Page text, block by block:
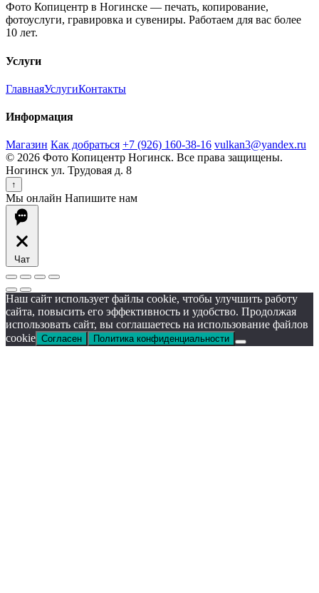
Фото Копицентр в Ногинске — печать, копирование,
фотоуслуги, гравировка и сувениры. Работаем для вас более
10 лет.
Услуги
ГлавнаяУслугиКонтакты
Информация
Магазин Как добраться +7 (926) 160-38-16 vulkan3@yandex.ru
© 2026 Фото Копицентр Ногинск. Все права защищены.
Ногинск ул. Трудовая д. 8
↑
Мы онлайн Напишите нам
Чат
Наш сайт использует файлы cookie, чтобы улучшить работу
сайта, повысить его эффективность и удобство. Продолжая
использовать сайт, вы соглашаетесь на использование файлов
cookie Согласен Политика конфиденциальности